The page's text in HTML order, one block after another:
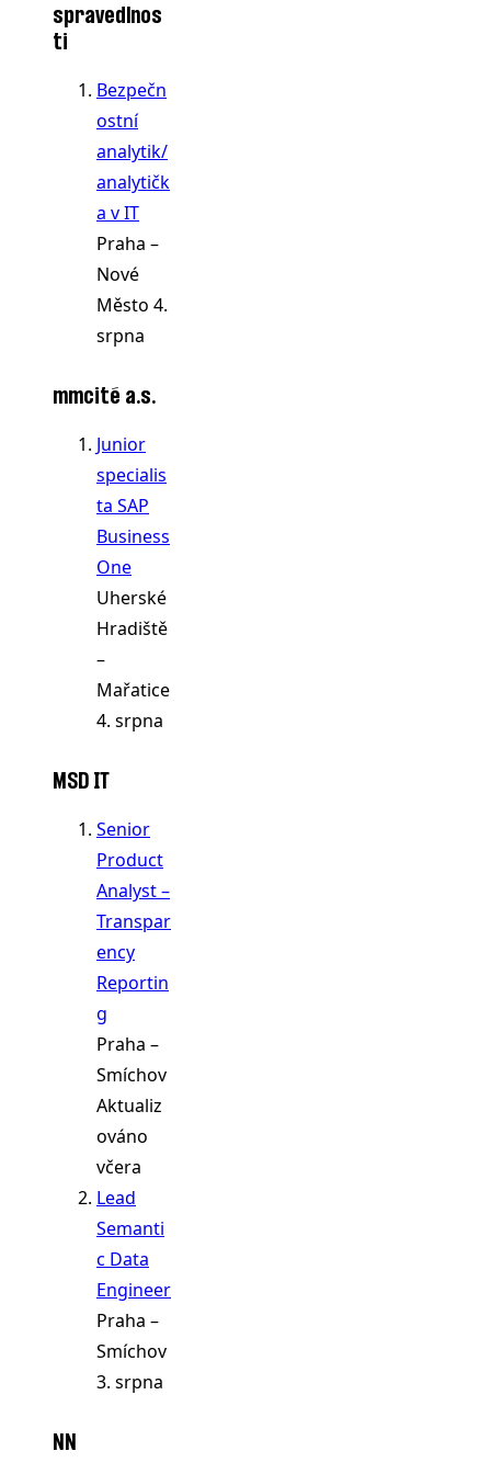
spravedlnos
ti
Bezpečn
ostní
analytik/
analytičk
a v IT
Praha –
Nové
Město 4.
srpna
mmcité a.s.
Junior
specialis
ta SAP
Business
One
Uherské
Hradiště
–
Mařatice
4. srpna
MSD IT
Senior
Product
Analyst –
Transpar
ency
Reportin
g
Praha –
Smíchov
Aktualiz
ováno
včera
Lead
Semanti
c Data
Engineer
Praha –
Smíchov
3. srpna
NN